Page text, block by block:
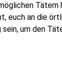
Tätern
euch an die
um den